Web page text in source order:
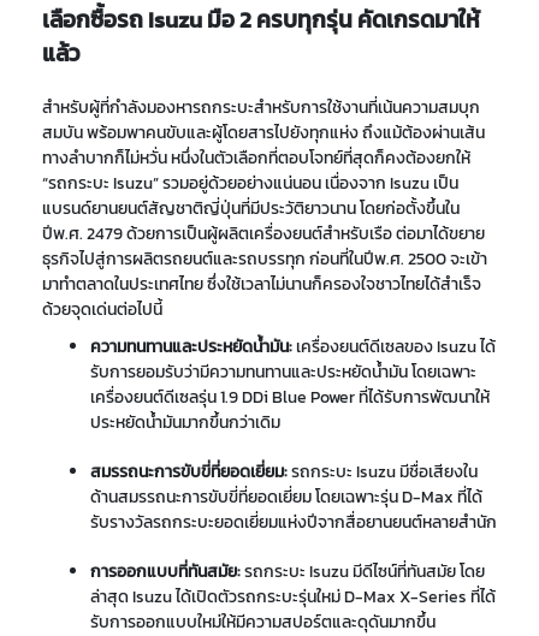
เลือกซื้อรถ Isuzu มือ 2 ครบทุกรุ่น คัดเกรดมาให้
แล้ว
สำหรับผู้ที่กำลังมองหารถกระบะสำหรับการใช้งานที่เน้นความสมบุก
สมบัน พร้อมพาคนขับและผู้โดยสารไปยังทุกแห่ง ถึงแม้ต้องผ่านเส้น
ทางลำบากก็ไม่หวั่น หนึ่งในตัวเลือกที่ตอบโจทย์ที่สุดก็คงต้องยกให้
“รถกระบะ Isuzu” รวมอยู่ด้วยอย่างแน่นอน เนื่องจาก Isuzu เป็น
แบรนด์ยานยนต์สัญชาติญี่ปุ่นที่มีประวัติยาวนาน โดยก่อตั้งขึ้นใน
ปีพ.ศ. 2479 ด้วยการเป็นผู้ผลิตเครื่องยนต์สำหรับเรือ ต่อมาได้ขยาย
ธุรกิจไปสู่การผลิตรถยนต์และรถบรรทุก ก่อนที่ในปีพ.ศ. 2500 จะเข้า
มาทำตลาดในประเทศไทย ซึ่งใช้เวลาไม่นานก็ครองใจชาวไทยได้สำเร็จ
ด้วยจุดเด่นต่อไปนี้
ความทนทานและประหยัดน้ำมัน:เครื่องยนต์ดีเซลของ Isuzu ได้
รับการยอมรับว่ามีความทนทานและประหยัดน้ำมัน โดยเฉพาะ
เครื่องยนต์ดีเซลรุ่น 1.9 DDi Blue Power ที่ได้รับการพัฒนาให้
ประหยัดน้ำมันมากขึ้นกว่าเดิม
สมรรถนะการขับขี่ที่ยอดเยี่ยม:รถกระบะ Isuzu มีชื่อเสียงใน
ด้านสมรรถนะการขับขี่ที่ยอดเยี่ยม โดยเฉพาะรุ่น D-Max ที่ได้
รับรางวัลรถกระบะยอดเยี่ยมแห่งปีจากสื่อยานยนต์หลายสำนัก
การออกแบบที่ทันสมัย:รถกระบะ Isuzu มีดีไซน์ที่ทันสมัย โดย
ล่าสุด Isuzu ได้เปิดตัวรถกระบะรุ่นใหม่ D-Max X-Series ที่ได้
รับการออกแบบใหม่ให้มีความสปอร์ตและดุดันมากขึ้น